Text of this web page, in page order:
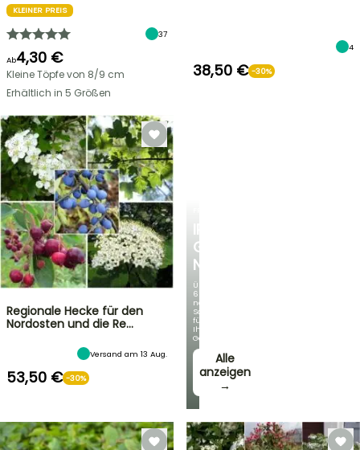
IRIS
GERMANICA
NEUHEITEN
Über
60
neue
Sorten
für
Ihren
Garten!
Alle
anzeigen
→
KLEINER PREIS
37
Ab4,30 €
Kleine Töpfe von 8/9 cm
Erhältlich in 5 Größen
4
38,50 € -30%
Regionale Hecke für den
Nordosten und die Re…
Versand am 13 Aug.
53,50 € -30%